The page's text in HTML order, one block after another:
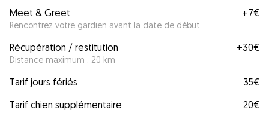
Meet & Greet
Rencontrez votre gardien avant la date de début.
+7€
Récupération / restitution
Distance maximum : 20 km
+30€
Tarif jours fériés
35€
Tarif chien supplémentaire
20€